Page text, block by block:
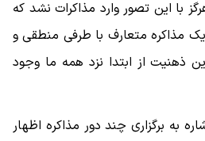
با این تصور وارد مذاکرات نشد که
مذاکره متعارف با طرفی منطقی و
ذهنیت از ابتدا نزد همه ما وجود
به برگزاری چند دور مذاکره اظهار